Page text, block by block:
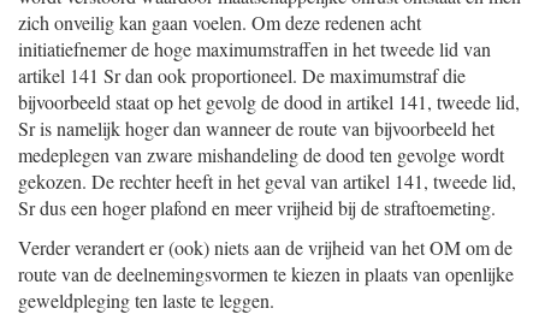
zich onveilig kan gaan voelen. Om deze redenen acht
initiatiefnemer de hoge maximumstraffen in het tweede lid van
artikel 141 Sr dan ook proportioneel. De maximumstraf die
bijvoorbeeld staat op het gevolg de dood in artikel 141, tweede lid,
Sr is namelijk hoger dan wanneer de route van bijvoorbeeld het
medeplegen van zware mishandeling de dood ten gevolge wordt
gekozen. De rechter heeft in het geval van artikel 141, tweede lid,
Sr dus een hoger plafond en meer vrijheid bij de straftoemeting.
Verder verandert er (ook) niets aan de vrijheid van het OM om de
route van de deelnemingsvormen te kiezen in plaats van openlijke
geweldpleging ten laste te leggen.